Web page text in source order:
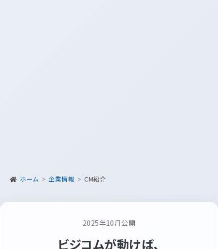
ホーム 企業情報 CM紹介
2025年10月公開
ビジコムが動けば、